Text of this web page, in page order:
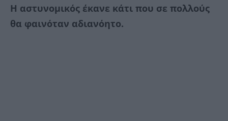
Η αστυνομικός έκανε κάτι που σε πολλούς
θα φαινόταν αδιανόητο.